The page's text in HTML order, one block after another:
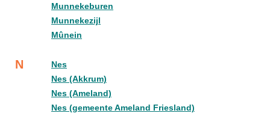
Munnekeburen
Munnekezijl
Mûnein
N
Nes
Nes (Akkrum)
Nes (Ameland)
Nes (gemeente Ameland Friesland)